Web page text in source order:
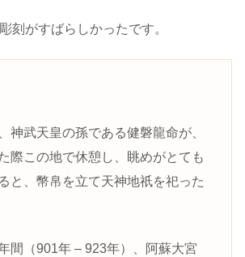
刻がすばらしかったです。
神武天皇の孫である健磐龍命が、
際この地で休憩し、眺めがとても
と、幣帛を立て天神地祇を祀った
間（901年 – 923年）、阿蘇大宮